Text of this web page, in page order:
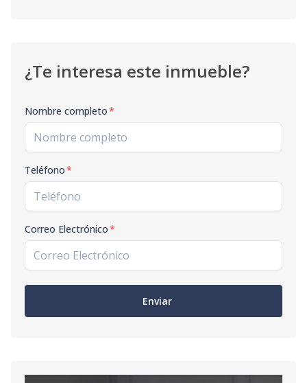
¿Te interesa este inmueble?
Nombre completo*
Teléfono*
Correo Electrónico*
Enviar